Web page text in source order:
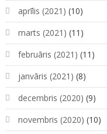
aprīlis (2021) (10)
marts (2021) (11)
februāris (2021) (11)
janvāris (2021) (8)
decembris (2020) (9)
novembris (2020) (10)